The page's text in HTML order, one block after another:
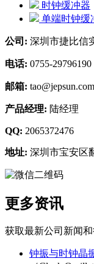
时钟缓冲器
单端时钟缓
公司: 深圳市捷比信
电话: 0755-29796190
邮箱: tao@jepsun.com
产品经理: 陆经理
QQ: 2065372476
地址: 深圳市宝安区
更多资讯
获取最新公司新闻和
钟振与时钟晶